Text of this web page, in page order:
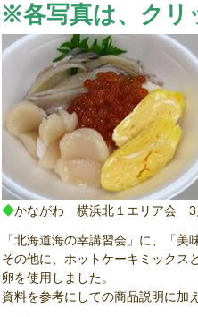
※各写真は、クリ
◆かながわ 横浜北１エリア会 3
「北海道海の幸講習会」に、「
その他に、ホットケーキミックス
卵を使用しました。
資料を参考にしての商品説明に加